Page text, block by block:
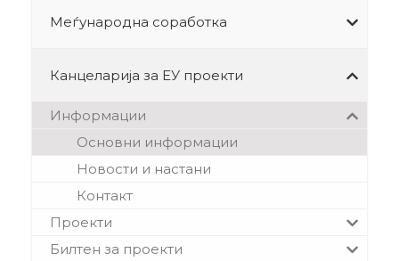
Меѓународна соработка
Канцеларија за ЕУ проекти
Информации
Основни информации
Новости и настани
Контакт
Проекти
Билтен за проекти